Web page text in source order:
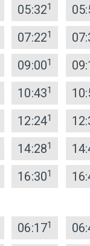
05:321
07:221
09:001
10:431
12:241
14:281
16:301
06:171